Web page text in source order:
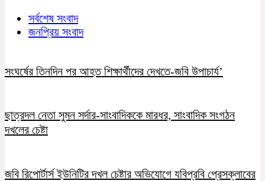
সর্বশেষ সংবাদ
জনপ্রিয় সংবাদ
সংঘর্ষের তিনদিন পর আহত শিক্ষার্থীদের দেখতে-জবি উপাচার্য’
ছাত্রদল নেতা সুমন সর্দার-সাংবাদিককে মারধর, সাংবাদিক সংগঠন
দখলের চেষ্টা
জবি রিপোর্টার্স ইউনিটির দখল চেষ্টার অভিযোগে যবিপ্রবি প্রেসক্লাবের